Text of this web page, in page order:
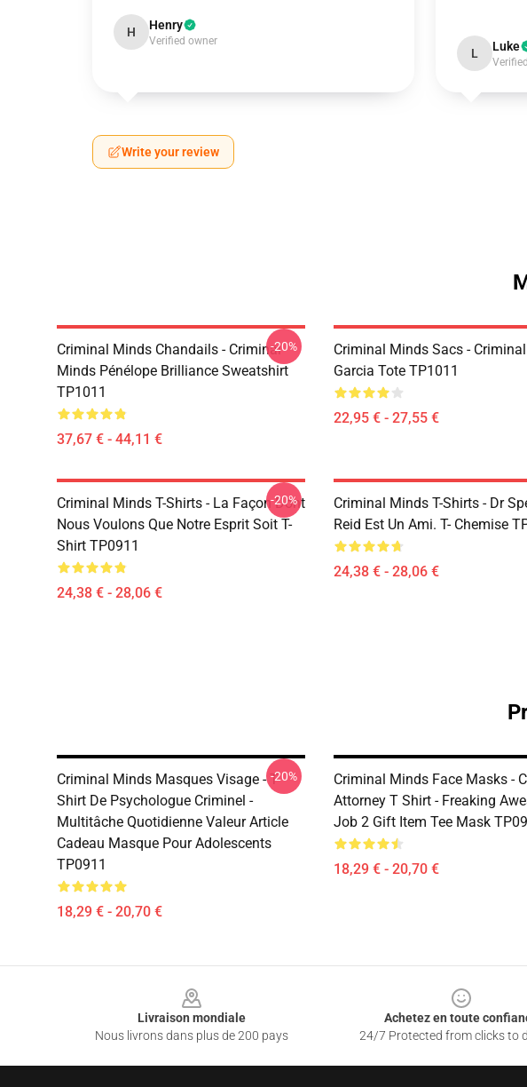
H Henry
Verified owner
L Luke
Write your review
Criminal Minds Chandails - Criminal
Minds Pénélope Brilliance Sweatshirt
TP1011
37,67 € - 44,11 €
-20%
Criminal Minds Sacs -
Garcia Tote TP1011
22,95 € - 27,55 €
Criminal Minds T-Shirts - La Façon Dont
Nous Voulons Que Notre Esprit Soit T-
Shirt TP0911
24,38 € - 28,06 €
-20%
Criminal Minds T-Shirts - Dr
Reid Est Un Ami. T- Chemise
24,38 € - 28,06 €
Criminal Minds Masques Visage - T-
Shirt De Psychologue Criminel -
Multitâche Quotidienne Valeur Article
Cadeau Masque Pour Adolescents
TP0911
18,29 € - 20,70 €
-20%
Criminal Minds Face Masks -
Attorney T Shirt - Freaking
Job 2 Gift Item Tee Mask
18,29 € - 20,70 €
Livraison mondiale
Nous livrons dans plus de 200 pays
Achetez en toute
24/7 Protected from clicks to